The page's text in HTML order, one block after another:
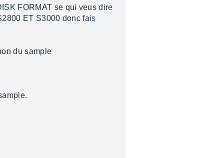
FORMAT se qui veus dire
ET S3000 donc fais
du sample